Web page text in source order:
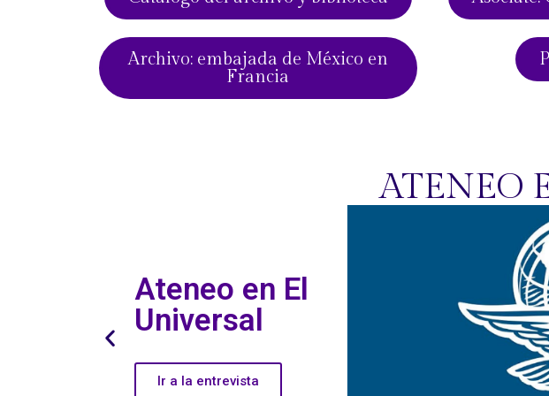
Archivo: embajada de México en
Francia
ATENEO
Canal 22
Ir a la entrevista